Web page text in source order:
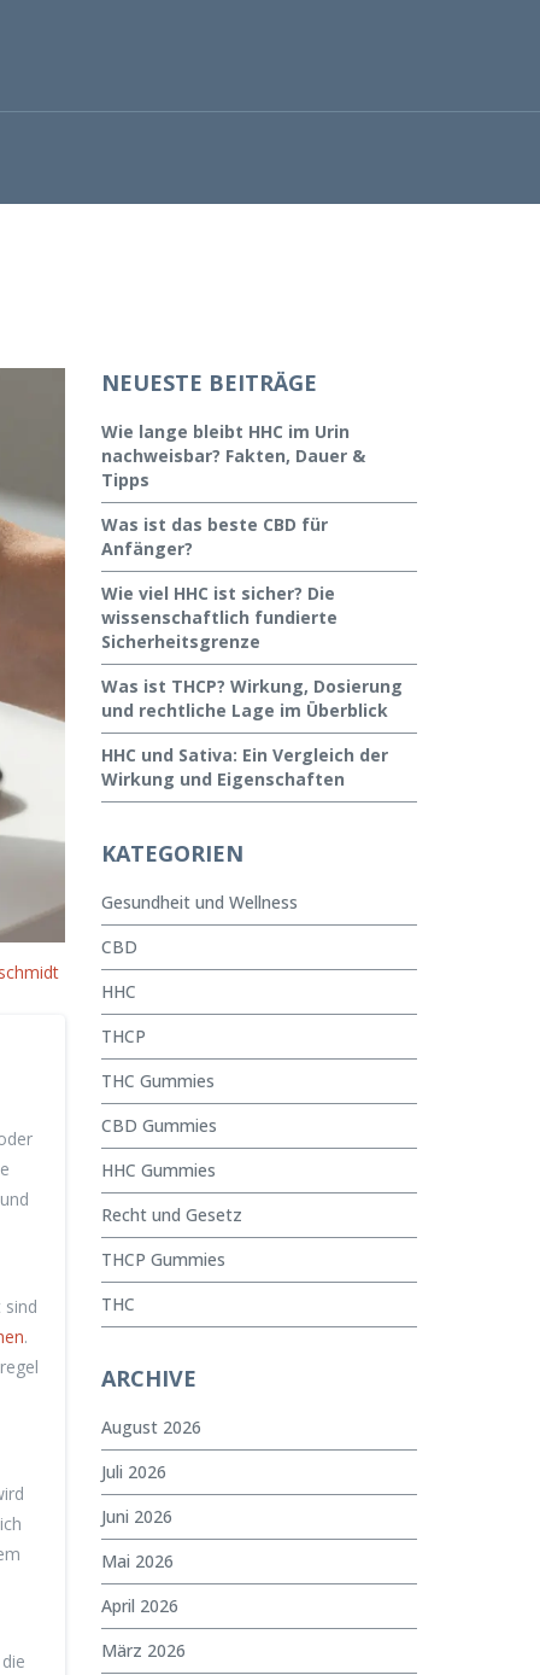
.
NEUESTE BEITRÄGE
Wie lange bleibt HHC im Urin
nachweisbar? Fakten, Dauer &
Tipps
Was ist das beste CBD für
Anfänger?
Wie viel HHC ist sicher? Die
wissenschaftlich fundierte
Sicherheitsgrenze
Was ist THCP? Wirkung, Dosierung
und rechtliche Lage im Überblick
HHC und Sativa: Ein Vergleich der
Wirkung und Eigenschaften
KATEGORIEN
Gesundheit und Wellness
CBD
HHC
THCP
THC Gummies
CBD Gummies
HHC Gummies
Recht und Gesetz
THCP Gummies
THC
ARCHIVE
August 2026
Juli 2026
Juni 2026
Mai 2026
April 2026
März 2026